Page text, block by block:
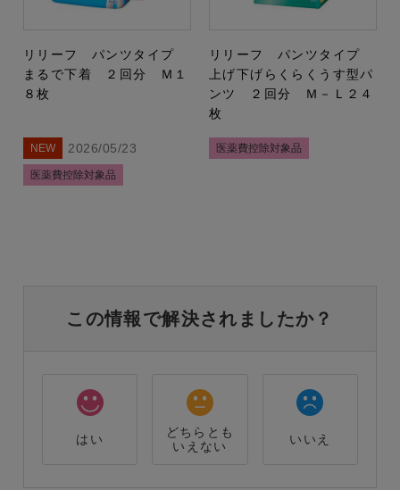
リリーフ パンツタイプ
まるで下着 ２回分 Ｍ１
８枚
NEW 2026/05/23
医薬費控除対象品
リリーフ パンツタイプ
上げ下げらくらくうす型パ
ンツ ２回分 Ｍ－Ｌ２４
枚
医薬費控除対象品
この情報で解決されましたか？
はい
どちらとも
いえない
いいえ